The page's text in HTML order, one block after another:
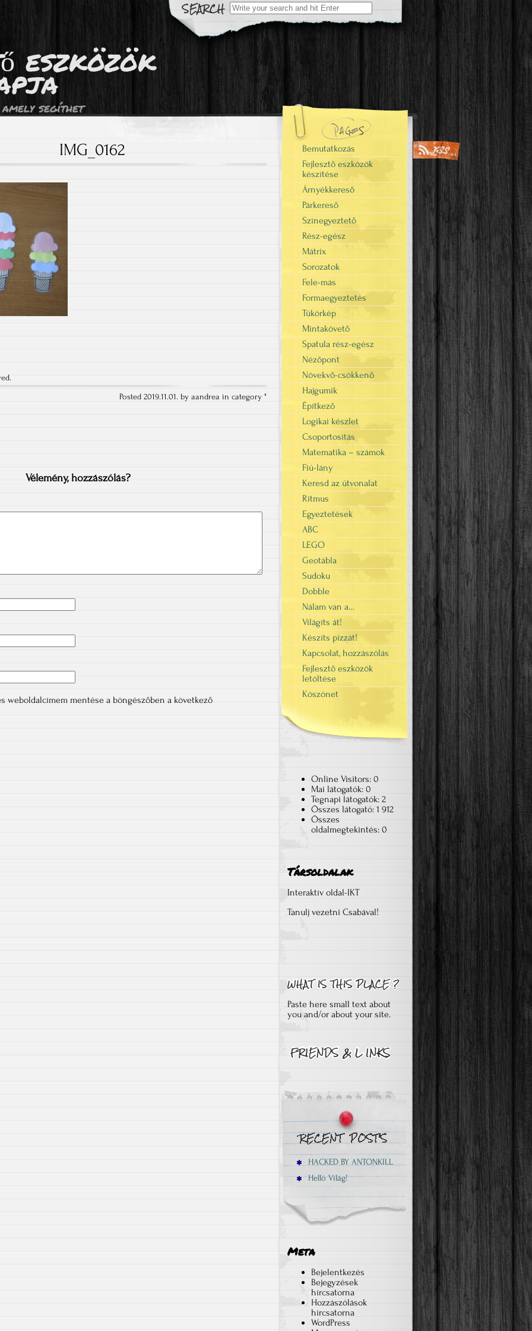
Search
for:
eszközök
segíthet
IMG_0162
Posted 2019.11.01. by aandrea in category "
Vélemény, hozzászólás?
weboldalcímem mentése a böngészőben a következő
Bemutatkozás
Fejlesztő eszközök
készítése
Árnyékkereső
Párkereső
Színegyeztető
Rész-egész
Mátrix
Sorozatok
Fele-más
Formaegyeztetés
Tükörkép
Mintakövető
Spatula rész-egész
Nézőpont
Növekvő-csökkenő
Hajgumik
Építkező
Logikai készlet
Csoportosítás
Matematika – számok
Fiú-lány
Keresd az útvonalat
Ritmus
Egyeztetések
ABC
LEGO
Geotábla
Sudoku
Dobble
Nálam van a…
Világíts át!
Készíts pizzát!
Kapcsolat, hozzászólás
Fejlesztő eszközök
letöltése
Köszönet
Online Visitors: 0
Mai látogatók: 0
Tegnapi látogatók: 2
Összes látogató: 1 912
Összes
oldalmegtekintés: 0
Társoldalak
Interaktív oldal-IKT
Tanulj vezetni Csabával!
Paste here small text about
you and/or about your site.
HACKED BY ANTONKILL
Helló Világ!
Meta
Bejelentkezés
Bejegyzések
hírcsatorna
Hozzászólások
hírcsatorna
WordPress